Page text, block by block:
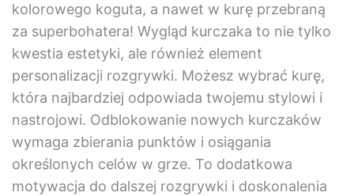
kolorowego koguta, a nawet w kurę przebraną
za superbohatera! Wygląd kurczaka to nie tylko
kwestia estetyki, ale również element
personalizacji rozgrywki. Możesz wybrać kurę,
która najbardziej odpowiada twojemu stylowi i
nastrojowi. Odblokowanie nowych kurczaków
wymaga zbierania punktów i osiągania
określonych celów w grze. To dodatkowa
motywacja do dalszej rozgrywki i doskonalenia